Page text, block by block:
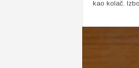
kao kolač.